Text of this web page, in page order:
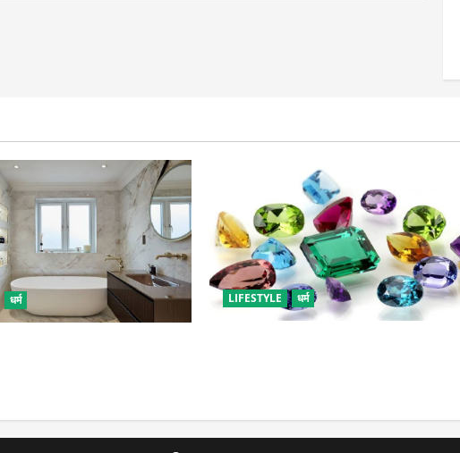
धर्म LIFESTYLE धर्म